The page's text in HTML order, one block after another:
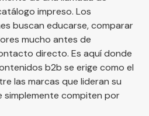
impreso. Los
buscan educarse, comparar
mucho antes de
directo. Es aquí donde
b2b se erige como el
las marcas que lideran su
simplemente compiten por